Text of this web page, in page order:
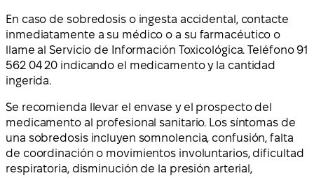
En caso de sobredosis o ingesta accidental, contacte
inmediatamente a su médico o a su farmacéutico o
llame al Servicio de Información Toxicológica. Teléfono 91
562 04 20 indicando el medicamento y la cantidad
ingerida.
Se recomienda llevar el envase y el prospecto del
medicamento al profesional sanitario. Los síntomas de
una sobredosis incluyen somnolencia, confusión, falta
de coordinación o movimientos involuntarios, dificultad
respiratoria, disminución de la presión arterial,